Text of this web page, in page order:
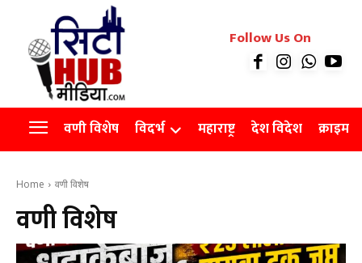
रियल इस्टेट
Videos
Agro
Follow Us On
वणी विशेष विदर्भ महाराष्ट्र देश विदेश क्राइम
Home वणी विशेष
वणी विशेष